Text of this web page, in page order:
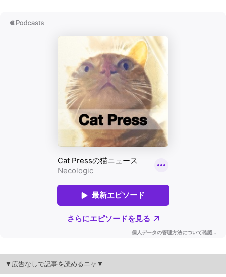
▼広告なしで記事を読めるニャ▼